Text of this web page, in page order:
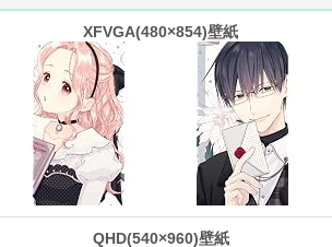
XFVGA(480×854)壁紙
QHD(540×960)壁紙